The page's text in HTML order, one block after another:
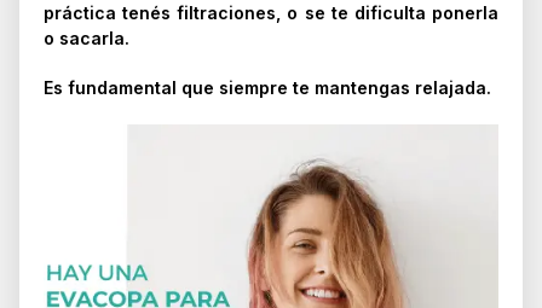
práctica tenés filtraciones, o se te dificulta ponerla
o sacarla.
Es fundamental que siempre te mantengas relajada.